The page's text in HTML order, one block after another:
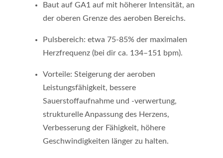
Baut auf GA1 auf mit höherer Intensität, an
der oberen Grenze des aeroben Bereichs.
Pulsbereich: etwa 75-85% der maximalen
Herzfrequenz (bei dir ca. 134–151 bpm).
Vorteile: Steigerung der aeroben
Leistungsfähigkeit, bessere
Sauerstoffaufnahme und -verwertung,
strukturelle Anpassung des Herzens,
Verbesserung der Fähigkeit, höhere
Geschwindigkeiten länger zu halten.